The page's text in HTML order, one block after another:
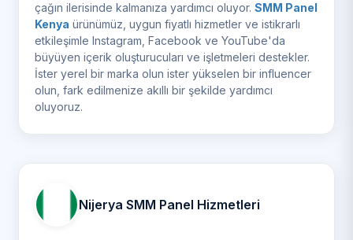
çağın ilerisinde kalmanıza yardımcı oluyor. SMM Panel
Kenya ürünümüz, uygun fiyatlı hizmetler ve istikrarlı
etkileşimle Instagram, Facebook ve YouTube'da
büyüyen içerik oluşturucuları ve işletmeleri destekler.
İster yerel bir marka olun ister yükselen bir influencer
olun, fark edilmenize akıllı bir şekilde yardımcı
oluyoruz.
Nijerya SMM Panel Hizmetleri